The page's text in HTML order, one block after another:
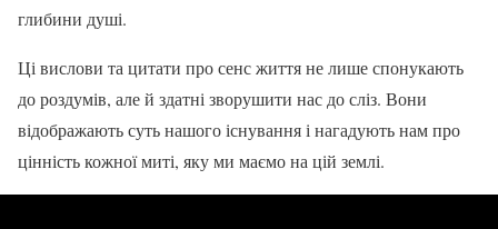
глибини душі.
Ці вислови та цитати про сенс життя не лише спонукають
до роздумів, але й здатні зворушити нас до сліз. Вони
відображають суть нашого існування і нагадують нам про
цінність кожної миті, яку ми маємо на цій землі.